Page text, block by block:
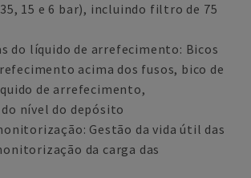
15 e 6 bar), incluindo filtro de 75
do líquido de arrefecimento: Bicos
acima dos fusos, bico de
de arrefecimento,
nível do depósito
Gestão da vida útil das
da carga das